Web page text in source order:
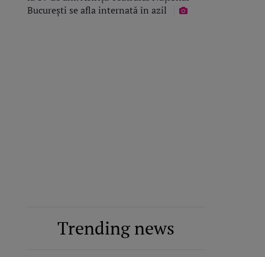
București se afla internată în azil
Trending news